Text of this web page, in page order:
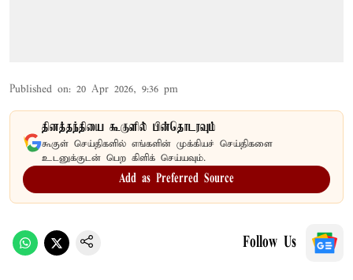
Published on: 20 Apr 2026, 9:36 pm
தினத்தந்தியை கூகுளில் பின்தொடரவும்
கூகுள் செய்திகளில் எங்களின் முக்கியச் செய்திகளை
உடனுக்குடன் பெற கிளிக் செய்யவும்.
Add as Preferred Source
Follow Us